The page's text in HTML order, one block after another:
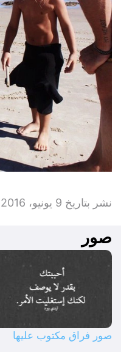
نشر بتاريخ 9 يونيو، 2016
صور
صور فراق مكتوب عليها